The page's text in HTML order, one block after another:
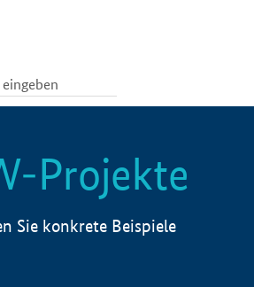
Projekte
Sie konkrete Beispiele